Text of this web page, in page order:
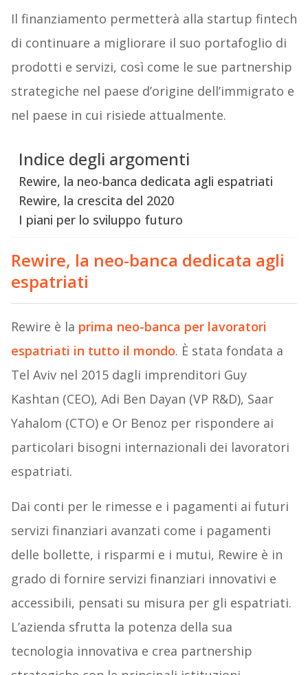
Il finanziamento permetterà alla startup fintech
di continuare a migliorare il suo portafoglio di
prodotti e servizi, così come le sue partnership
strategiche nel paese d’origine dell’immigrato e
nel paese in cui risiede attualmente.
Indice degli argomenti
Rewire, la neo-banca dedicata agli espatriati
Rewire, la crescita del 2020
I piani per lo sviluppo futuro
Rewire, la neo-banca dedicata agli
espatriati
Rewire è la prima neo-banca per lavoratori
espatriati in tutto il mondo. È stata fondata a
Tel Aviv nel 2015 dagli imprenditori Guy
Kashtan (CEO), Adi Ben Dayan (VP R&D), Saar
Yahalom (CTO) e Or Benoz per rispondere ai
particolari bisogni internazionali dei lavoratori
espatriati.
Dai conti per le rimesse e i pagamenti ai futuri
servizi finanziari avanzati come i pagamenti
delle bollette, i risparmi e i mutui, Rewire è in
grado di fornire servizi finanziari innovativi e
accessibili, pensati su misura per gli espatriati.
L’azienda sfrutta la potenza della sua
tecnologia innovativa e crea partnership